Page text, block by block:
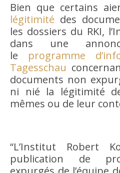
Bien que certains
légitimité des
les dossiers du RKI,
dans une
le programme
Tagesschau
documents non
ni nié la légitimité
mêmes ou de leur
“L’Institut Robert
publication de